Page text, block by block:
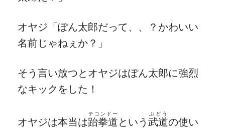
オヤジ「ぽん太郎だって、、？かわいい
名前じゃねぇか？」
そう言い放つとオヤジはぽん太郎に強烈
なキックをした！
オヤジは本当は跆拳道
テコンドー
という 武道
ぶどう
の使い